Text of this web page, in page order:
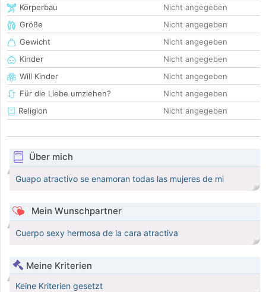
Körperbau
Nicht angegeben
Größe
Nicht angegeben
Gewicht
Nicht angegeben
Kinder
Nicht angegeben
Will Kinder
Nicht angegeben
Für die Liebe umziehen?
Nicht angegeben
Religion
Nicht angegeben
Über mich
Guapo atractivo se enamoran todas las mujeres de mi
Mein Wunschpartner
Cuerpo sexy hermosa de la cara atractiva
Meine Kriterien
Keine Kriterien gesetzt